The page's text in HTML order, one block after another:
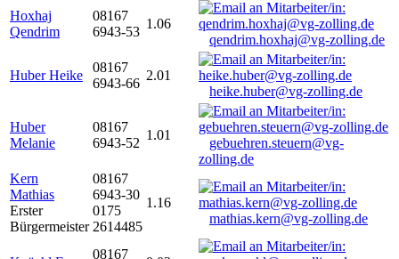
Hoxhaj
Qendrim
08167
6943-53
1.06
qendrim.hoxhaj@vg-zolling.de
Huber Heike
08167
6943-66
2.01
heike.huber@vg-zolling.de
Huber
Melanie
08167
6943-52
1.01
gebuehren.steuern@vg-
zolling.de
Kern
Mathias
Erster
Bürgermeister
08167
6943-30
0175
2614485
1.16
mathias.kern@vg-zolling.de
08167